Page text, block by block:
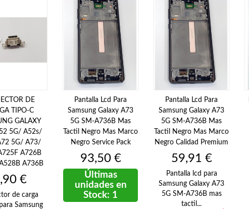
DE
TIPO-C
GALAXY
5G/ A52s/
5G/ A73/
A726B
A736B
€
de carga
Samsung
Pantalla Lcd Para
Samsung Galaxy A73
5G SM-A736B Mas
Tactil Negro Mas Marco
Negro Service Pack
Precio
93,50 €
Últimas
unidades en
Stock: 1
Pantalla Lcd Para
Samsung Galaxy A73
5G SM-A736B Mas
Tactil Negro Mas Marco
Negro Calidad Premium
Precio
59,91 €
Pantalla lcd para
Samsung Galaxy A73
5G SM-A736B mas
tactil...